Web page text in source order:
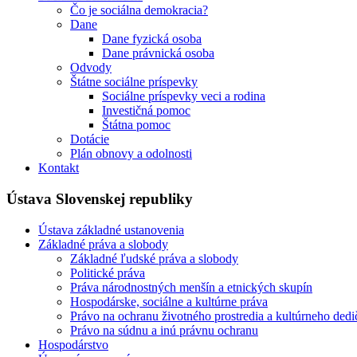
Čo je sociálna demokracia?
Dane
Dane fyzická osoba
Dane právnická osoba
Odvody
Štátne sociálne príspevky
Sociálne príspevky veci a rodina
Investičná pomoc
Štátna pomoc
Dotácie
Plán obnovy a odolnosti
Kontakt
Ústava Slovenskej republiky
Ústava základné ustanovenia
Základné práva a slobody
Základné ľudské práva a slobody
Politické práva
Práva národnostných menšín a etnických skupín
Hospodárske, sociálne a kultúrne práva
Právo na ochranu životného prostredia a kultúrneho
Právo na súdnu a inú právnu ochranu
Hospodárstvo